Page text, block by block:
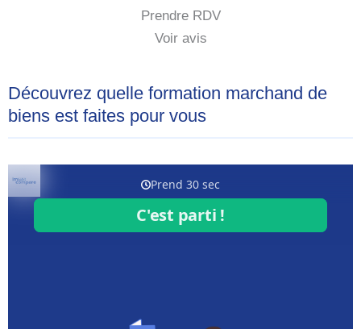
Prendre RDV
Voir avis
Découvrez quelle formation marchand de
biens est faites pour vous